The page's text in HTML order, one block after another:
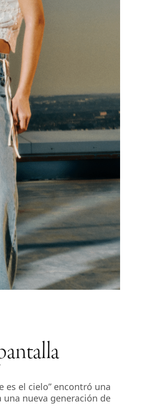
es el cielo” encontró una
nueva generación de